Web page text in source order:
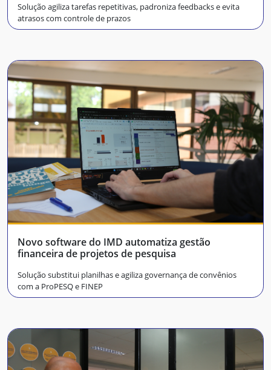
Solução agiliza tarefas repetitivas, padroniza feedbacks e evita
atrasos com controle de prazos
Novo software do IMD automatiza gestão
financeira de projetos de pesquisa
Solução substitui planilhas e agiliza governança de convênios
com a ProPESQ e FINEP